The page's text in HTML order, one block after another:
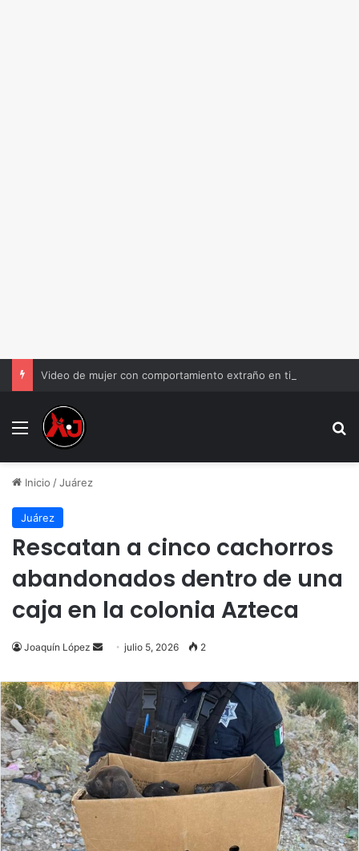
Menu
Inicio /Juárez
Juárez
Rescatan a cinco cachorros
abandonados dentro de una
caja en la colonia Azteca
Joaquín López
Send
email
julio 5, 2026 2